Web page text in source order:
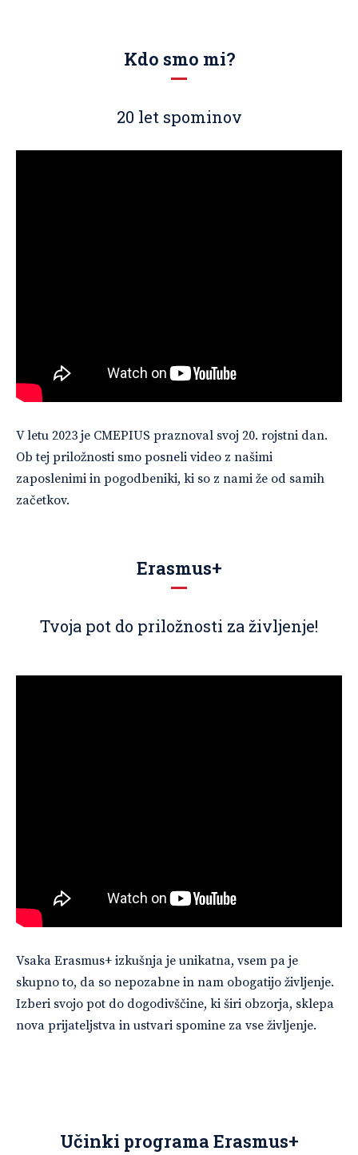
Kdo smo mi?
20 let spominov
V letu 2023 je CMEPIUS praznoval svoj 20. rojstni dan.
Ob tej priložnosti smo posneli video z našimi
zaposlenimi in pogodbeniki, ki so z nami že od samih
začetkov.
Erasmus+
Tvoja pot do priložnosti za življenje!
Vsaka Erasmus+ izkušnja je unikatna, vsem pa je
skupno to, da so nepozabne in nam obogatijo življenje.
Izberi svojo pot do dogodivščine, ki širi obzorja, sklepa
nova prijateljstva in ustvari spomine za vse življenje.
Učinki programa Erasmus+